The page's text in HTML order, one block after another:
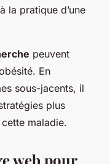
la pratique d’une
peuvent
En
sous-jacents, il
plus
maladie.
web pour